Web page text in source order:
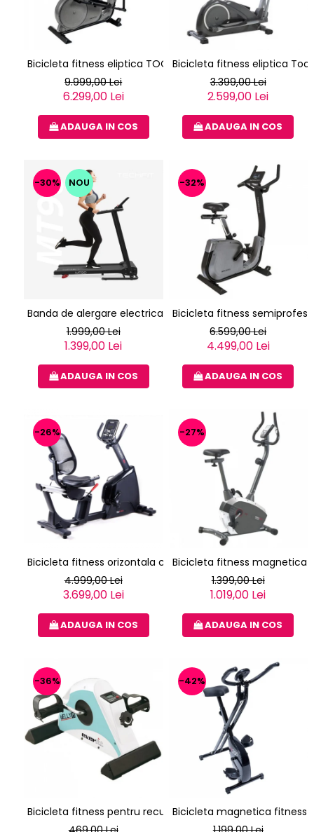
Bicicleta fitness eliptica TOORX ERX-3000
9.999,00 Lei
6.299,00 Lei
ADAUGA IN COS
Bicicleta fitness eliptica
3.399,00 Lei
2.599,00 Lei
ADAUGA IN COS
-30% NOU
Banda de alergare electrica Techfit nou MT90N
1.999,00 Lei
1.399,00 Lei
ADAUGA IN COS
-32%
Bicicleta fitness
6.599,00 Lei
4.499,00 Lei
ADAUGA IN COS
-26%
Bicicleta fitness orizontala cu spatar TOORX BRX R 300
4.999,00 Lei
3.699,00 Lei
ADAUGA IN COS
-27%
Bicicleta fitness magnetica
1.399,00 Lei
1.019,00 Lei
ADAUGA IN COS
-36%
Bicicleta fitness pentru recuperare EVERFIT WELLY M
-42%
Bicicleta magnetica fitness